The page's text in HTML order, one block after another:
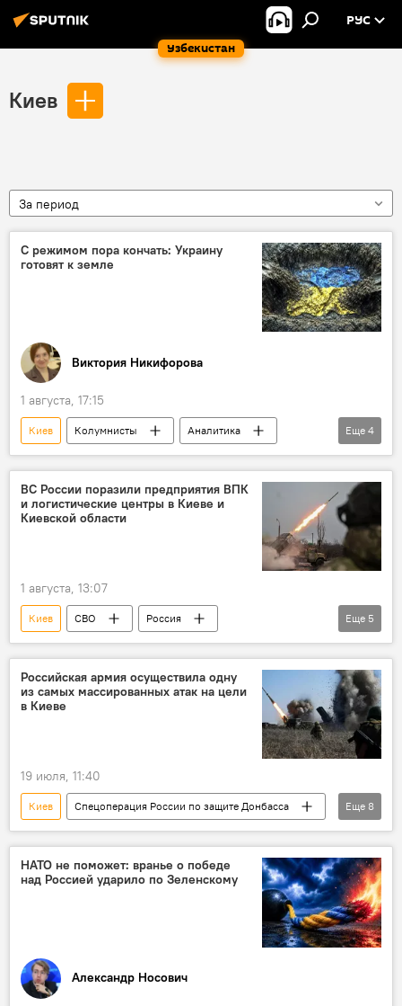
Узбекистан
РУС
Киев
За период
С режимом пора кончать: Украину
готовят к земле
Виктория Никифорова
1 августа, 17:15
Киев Колумнисты
Аналитика
СВО
ВСУ
Владимир Зеленский
Россия
Еще 4
ВС России поразили предприятия ВПК
и логистические центры в Киеве и
Киевской области
1 августа, 13:07
Киев СВО
Россия
Спецоперация России по защите Донбасса
безопасность
Минобороны РФ
атака
Беспилотник
Еще 5
Российская армия осуществила одну
из самых массированных атак на цели
в Киеве
19 июля, 11:40
Киев
Спецоперация России по защите Донбасса
СВО
В мире
Россия
Армия
Украина
ВСУ
атака
Вооруженные силы
Еще 8
НАТО не поможет: вранье о победе
над Россией ударило по Зеленскому
Александр Носович